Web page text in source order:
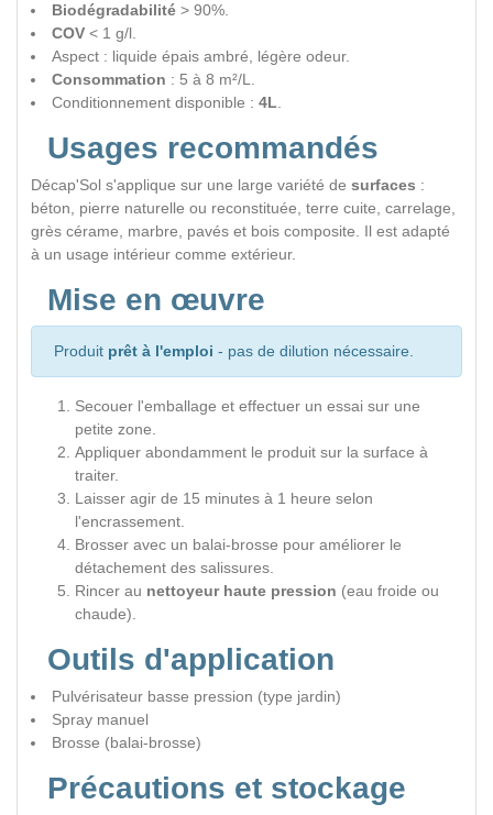
Biodégradabilité > 90%.
COV < 1 g/l.
Aspect : liquide épais ambré, légère odeur.
Consommation : 5 à 8 m²/L.
Conditionnement disponible : 4L.
Usages recommandés
Décap'Sol s'applique sur une large variété de surfaces :
béton, pierre naturelle ou reconstituée, terre cuite, carrelage,
grès cérame, marbre, pavés et bois composite. Il est adapté
à un usage intérieur comme extérieur.
Mise en œuvre
Produit prêt à l'emploi - pas de dilution nécessaire.
Secouer l'emballage et effectuer un essai sur une
petite zone.
Appliquer abondamment le produit sur la surface à
traiter.
Laisser agir de 15 minutes à 1 heure selon
l'encrassement.
Brosser avec un balai-brosse pour améliorer le
détachement des salissures.
Rincer au nettoyeur haute pression (eau froide ou
chaude).
Outils d'application
Pulvérisateur basse pression (type jardin)
Spray manuel
Brosse (balai-brosse)
Précautions et stockage